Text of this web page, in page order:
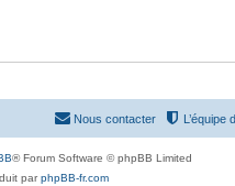
L’équipe
Nous contacter
® Forum Software © phpBB Limited
parphpBB-fr.com